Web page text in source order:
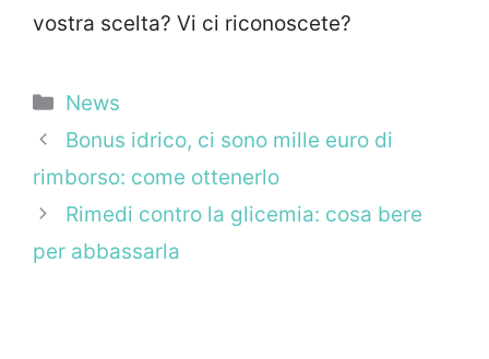
vostra scelta? Vi ci riconoscete?
Categorie
News
Bonus idrico, ci sono mille euro di
rimborso: come ottenerlo
Rimedi contro la glicemia: cosa bere
per abbassarla